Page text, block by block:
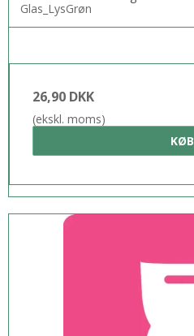
Glas_LysGrøn
26,90 DKK
(ekskl. moms)
KØB